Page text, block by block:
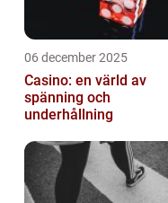
06 december 2025
Casino: en värld av
spänning och
underhållning